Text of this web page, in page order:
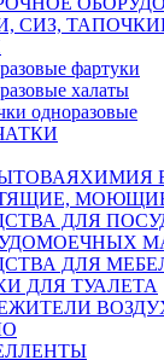
СИЗ, ТАПОЧКИ
фартуки
халаты
одноразовые
ХИМИЯ
ДЛЯ
ДЛЯ
ДЛЯ ТУАЛЕТА